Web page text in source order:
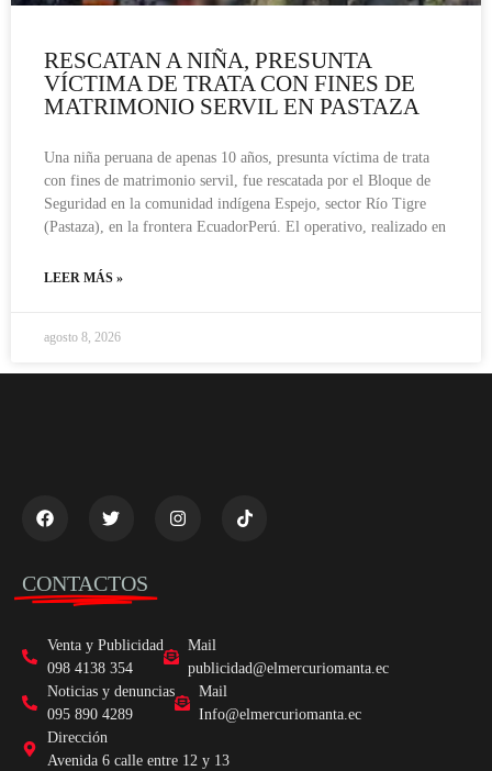
RESCATAN A NIÑA, PRESUNTA
VÍCTIMA DE TRATA CON FINES DE
MATRIMONIO SERVIL EN PASTAZA
Una niña peruana de apenas 10 años, presunta víctima de trata
con fines de matrimonio servil, fue rescatada por el Bloque de
Seguridad en la comunidad indígena Espejo, sector Río Tigre
(Pastaza), en la frontera EcuadorPerú. El operativo, realizado en
LEER MÁS »
agosto 8, 2026
CONTACTOS
Venta y Publicidad
098 4138 354
Mail
publicidad@elmercuriomanta.ec
Noticias y denuncias
095 890 4289
Mail
Info@elmercuriomanta.ec
Dirección
Avenida 6 calle entre 12 y 13